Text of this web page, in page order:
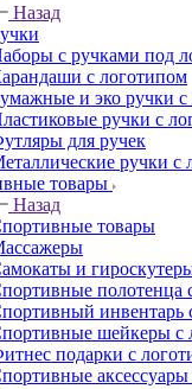
Назад
с ручками под
с логотипом
и эко ручки с
ручки с
для ручек
ручки с
товары
Назад
товары
и
полотенца
инвентарь
шейкеры с
подарки с